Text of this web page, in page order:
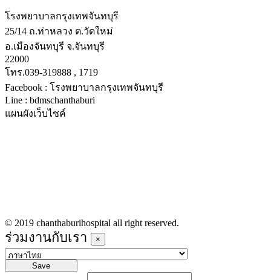
โรงพยาบาลกรุงเทพจันทบุรี
25/14 ถ.ท่าหลวง ต.วัดใหม่
อ.เมืองจันทบุรี จ.จันทบุรี
22000
โทร.039-319888 , 1719
Facebook : โรงพยาบาลกรุงเทพจันทบุรี
Line : bdmschanthaburi
แผนผังเว็บไซค์
© 2019 chanthaburihospital all right reserved.
ร่วมงานกับเรา ×
Save